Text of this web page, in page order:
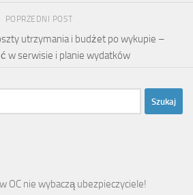
POPRZEDNI POST
utrzymania i budżet po wykupie –
w serwisie i planie wydatków
OC nie wybaczą ubezpieczyciele!